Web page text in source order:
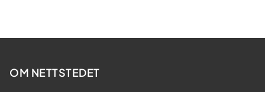
OM NETTSTEDET